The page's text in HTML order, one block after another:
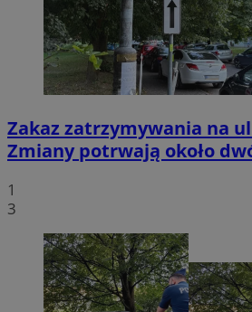
Zakaz zatrzymywania na
Zmiany potrwają około
1
3